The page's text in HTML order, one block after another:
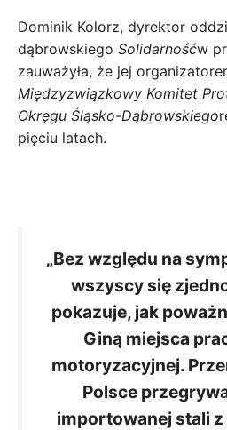
Dominik Kolorz, dyrektor
dąbrowskiego Solidarnośćw
zauważyła, że ​​jej
Międzyzwiązkowy Komitet
Okręgu Śląsko-Dąbrowskiego
pięciu latach.
„Bez względu na
wszyscy się
pokazuje, jak
Giną miejsca
motoryzacyjnej.
Polsce
importowanej stali z